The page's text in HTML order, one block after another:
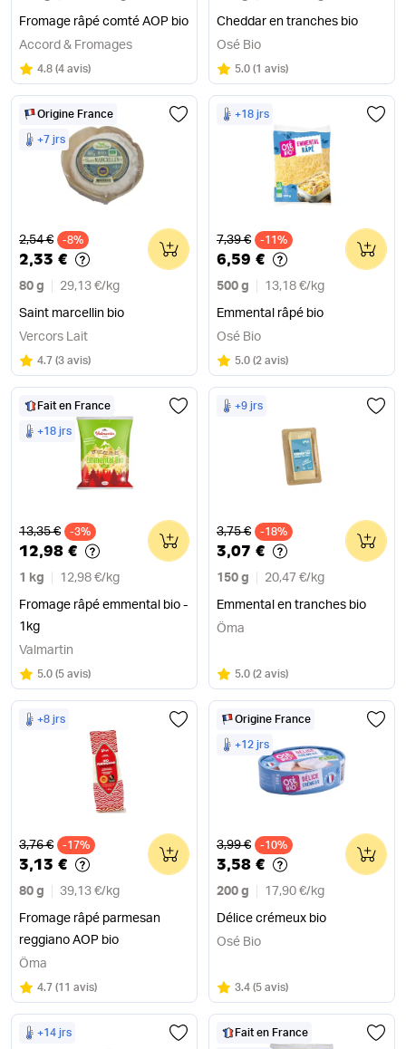
Fromage râpé comté AOP bio
Accord & Fromages
Note
4.8 sur 5
(4 avis)
Cheddar en tranches bio
Osé Bio
Note
5.0 sur 5
(1 avis)
Origine France
+7 jrs
Ancien prix
2,54 € -8%
2,33 €
80 g 29,13 €/ kg
Saint marcellin bio
0
Vercors Lait
Note
4.7 sur 5
(3 avis)
+18 jrs
Ancien prix
7,39 € -11%
6,59 €
500 g 13,18 €/ kg
Emmental râpé bio
0
Osé Bio
Note
5.0 sur 5
(2 avis)
Fait en France
+18 jrs
Ancien prix
13,35 € -3%
12,98 €
1 kg 12,98 €/ kg
Fromage râpé emmental bio -
1kg
0
Valmartin
Note
5.0 sur 5
(5 avis)
+9 jrs
Ancien prix
3,75 € -18%
3,07 €
150 g 20,47 €/ kg
Emmental en tranches bio
0
Öma
Note
5.0 sur 5
(2 avis)
+8 jrs
Ancien prix
3,76 € -17%
3,13 €
80 g 39,13 €/ kg
Fromage râpé parmesan
reggiano AOP bio
0
Öma
Note
4.7 sur 5
(11 avis)
Origine France
+12 jrs
Ancien prix
3,99 € -10%
3,58 €
200 g 17,90 €/ kg
Délice crémeux bio
0
Osé Bio
Note
3.4 sur 5
(5 avis)
+14 jrs Fait en France